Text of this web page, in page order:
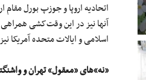
اتحادیه اروپا و جوزپ بورل
آنها نیز در این وقت‌کشی
اسلامی و ایالات متحده آمریکا
«نه»های «معقول» تهران و